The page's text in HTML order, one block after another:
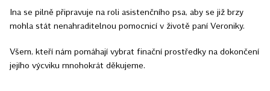
Ina se pilně připravuje na roli asistenčního psa, aby se již brzy
mohla stát nenahraditelnou pomocnicí v životě paní Veroniky.
Všem, kteří nám pomáhají vybrat finační prostředky na dokončení
jejího výcviku mnohokrát děkujeme.